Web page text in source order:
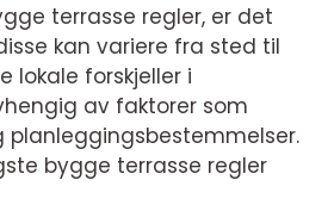
terrasse regler, er det
kan variere fra sted til
lokale forskjeller i
av faktorer som
planleggingsbestemmelser.
bygge terrasse regler